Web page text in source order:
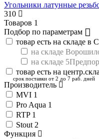
Угольники латунные
310
Товаров 1
Подбор по параметрам
товар есть на складе в
на складе
на складе
товар есть на
срок поставки от 2 до 7 раб. дней
Производитель
MVI 1
Pro Aqua 1
RTP 1
Stout 2
Функция